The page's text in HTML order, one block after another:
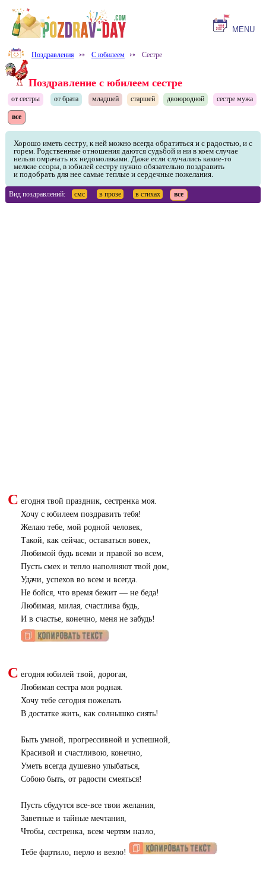
MENU
Поздравления ⤐ С юбилеем ⤐ Сестре
Поздравление с юбилеем сестре
от сестры от брата младшей старшей двоюродной сестре мужа
все
Хорошо иметь сестру, к ней можно всегда обратиться и с радостью, и с
горем. Родственные отношения даются судьбой и ни в коем случае
нельзя омрачать их недомолвками. Даже если случались какие-то
мелкие ссоры, в юбилей сестру нужно обязательно поздравить
и подобрать для нее самые теплые и сердечные пожелания.
Вид поздравлений: смс в прозе в стихах все
С егодня твой праздник, сестренка моя.
Хочу с юбилеем поздравить тебя!
Желаю тебе, мой родной человек,
Такой, как сейчас, оставаться вовек,
Любимой будь всеми и правой во всем,
Пусть смех и тепло наполняют твой дом,
Удачи, успехов во всем и всегда.
Не бойся, что время бежит — не беда!
Любимая, милая, счастлива будь,
И в счастье, конечно, меня не забудь!
С егодня юбилей твой, дорогая,
Любимая сестра моя родная.
Хочу тебе сегодня пожелать
В достатке жить, как солнышко сиять!
Быть умной, прогрессивной и успешной,
Красивой и счастливою, конечно,
Уметь всегда душевно улыбаться,
Собою быть, от радости смеяться!
Пусть сбудутся все-все твои желания,
Заветные и тайные мечтания,
Чтобы, сестренка, всем чертям назло,
Тебе фартило, перло и везло!